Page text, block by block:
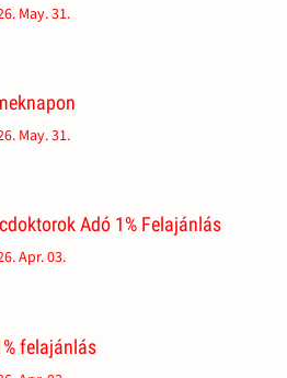
May. 31.
May. 31.
Adó 1% Felajánlás
Apr. 03.
felajánlás